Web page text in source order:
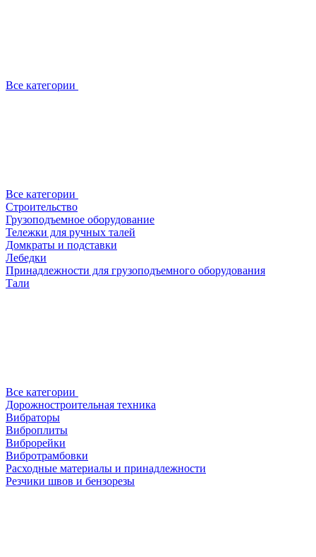
Все категории
Все категории
Строительство
Грузоподъемное оборудование
Тележки для ручных талей
Домкраты и подставки
Лебедки
Принадлежности для грузоподъемного оборудования
Тали
Все категории
Дорожностроительная техника
Вибраторы
Виброплиты
Виброрейки
Вибротрамбовки
Расходные материалы и принадлежности
Резчики швов и бензорезы